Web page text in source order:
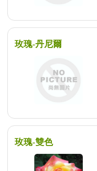
玫瑰-丹尼爾
玫瑰-雙色